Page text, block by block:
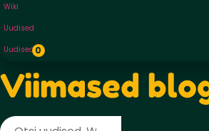
Wiki
Uudised
Uudised0
Viimased